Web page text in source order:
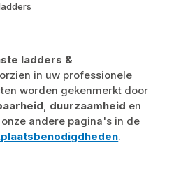
ladders &
in uw professionele
worden gekenmerkt door
, duurzaamheid en
onze andere pagina's in de
.